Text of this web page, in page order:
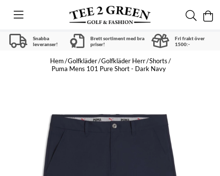
Snabba
leveranser!
Brett sortiment med bra
priser!
Fri frakt över
1500:-
Hem Golfkläder Golfkläder Herr Shorts
Puma Mens 101 Pure Short - Dark Navy